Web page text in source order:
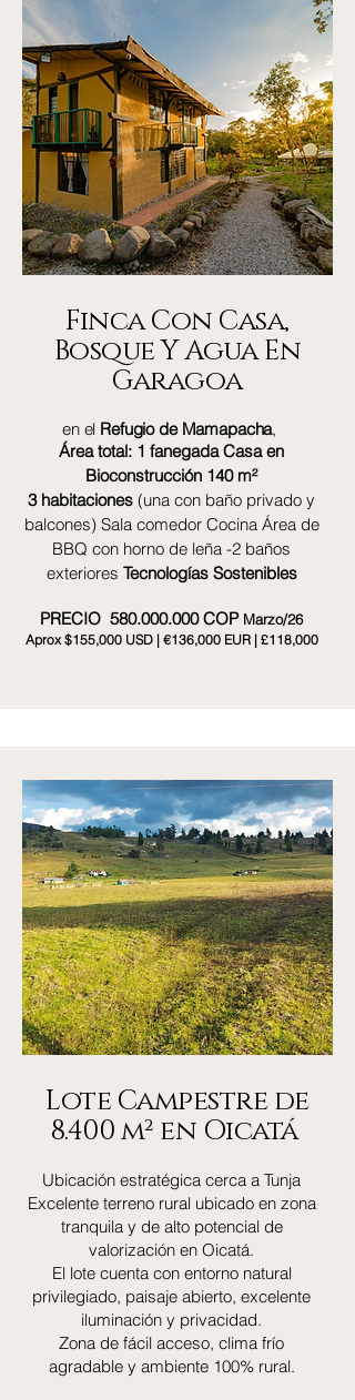
Finca Con Casa,
Bosque Y Agua En
Garagoa
en el Refugio de Mamapacha,
Área total: 1 fanegada Casa en
Bioconstrucción 140 m²
3 habitaciones (una con baño privado y
balcones) Sala comedor Cocina Área de
BBQ con horno de leña -2 baños
exteriores Tecnologías Sostenibles
PRECIO 580.000.000COP Marzo/26
Aprox $155,000 USD | €136,000 EUR | £118,000
Lote Campestre de
8.400 m² en Oicatá
Ubicación estratégica cerca a Tunja
Excelente terreno rural ubicado en zona
tranquila y de alto potencial de
valorización en Oicatá.
El lote cuenta con entorno natural
privilegiado, paisaje abierto, excelente
iluminación y privacidad.
Zona de fácil acceso, clima frío
agradable y ambiente 100% rural.